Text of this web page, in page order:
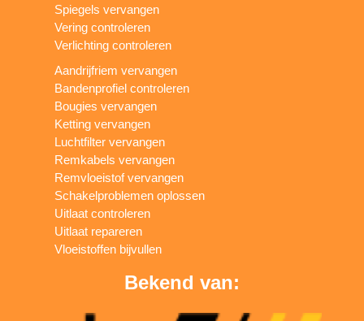
Spiegels vervangen
Vering controleren
Verlichting controleren
Aandrijfriem vervangen
Bandenprofiel controleren
Bougies vervangen
Ketting vervangen
Luchtfilter vervangen
Remkabels vervangen
Remvloeistof vervangen
Schakelproblemen oplossen
Uitlaat controleren
Uitlaat repareren
Vloeistoffen bijvullen
Bekend van: